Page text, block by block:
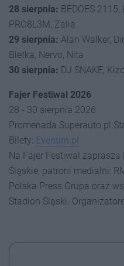
28 sierpnia: BEDOES
PRO8L3M, Zalia
29 sierpnia: Alan Walker,
Bletka, Nervo, Nita
30 sierpnia: DJ SNAKE,
Fajer Festiwal 2026
28 - 30 sierpnia 2026
Promenada Superauto.pl
Bilety: Eventim.pl
Na Fajer Festiwal zaprasza
Śląskie, patroni medialni:
Polska Press Grupa oraz
Stadion Śląski.